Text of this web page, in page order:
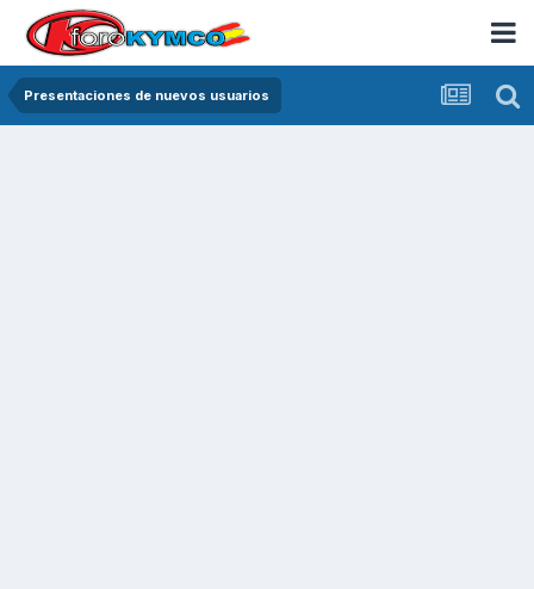
Presentaciones de nuevos usuarios